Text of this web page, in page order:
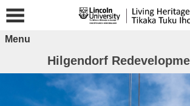
Menu
Hilgendorf